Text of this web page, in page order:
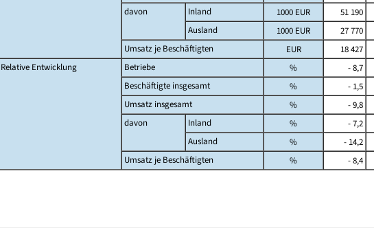
davon
Inland 1000 EUR 51 190
Ausland
1000 EUR 27 770
Umsatz je Beschäftigten
EUR 18 427
Relative Entwicklung
Betriebe % - 8,7
Beschäftigte insgesamt
% - 1,5
Umsatz insgesamt
% - 9,8
davon
Inland % - 7,2
Ausland
% - 14,2
Umsatz je Beschäftigten
% - 8,4